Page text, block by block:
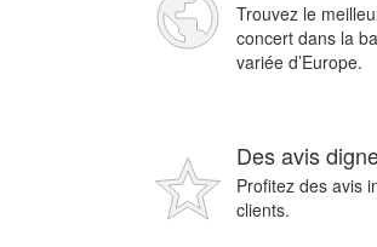
Trouvez le
concert dans la
variée d’Europe.
Des avis
Profitez des avis
clients.